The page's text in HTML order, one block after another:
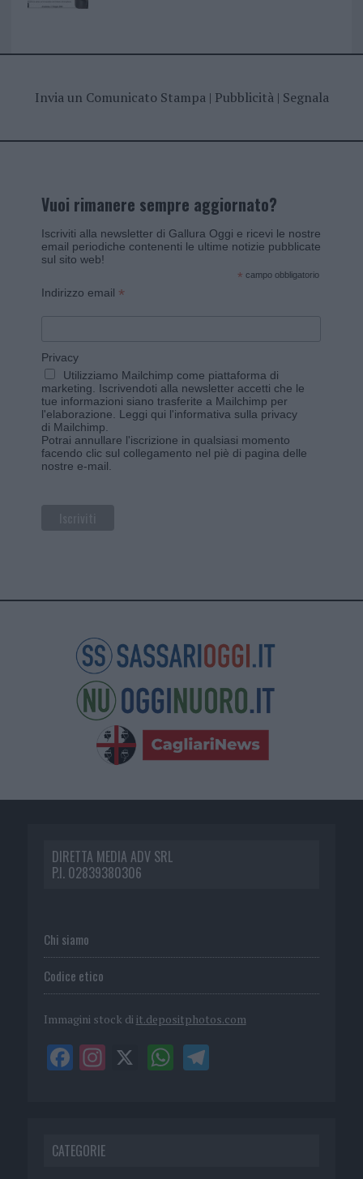
Invia un Comunicato Stampa| Pubblicità| Segnala
Vuoi rimanere sempre aggiornato?
Iscriviti alla newsletter di Gallura Oggi e ricevi le nostre
email periodiche contenenti le ultime notizie pubblicate
sul sito web!
* campo obbligatorio
Indirizzo email *
Privacy
Utilizziamo Mailchimp come piattaforma di
marketing. Iscrivendoti alla newsletter accetti che le
tue informazioni siano trasferite a Mailchimp per
l'elaborazione. Leggi qui l'informativa sulla privacy
di Mailchimp
Potrai annullare l'iscrizione in qualsiasi momento
facendo clic sul collegamento nel piè di pagina delle
nostre e-mail.
DIRETTA MEDIA ADV SRL
P.I. 02839380306
Chi siamo
Codice etico
Immagini stock di it.depositphotos.com
CATEGORIE